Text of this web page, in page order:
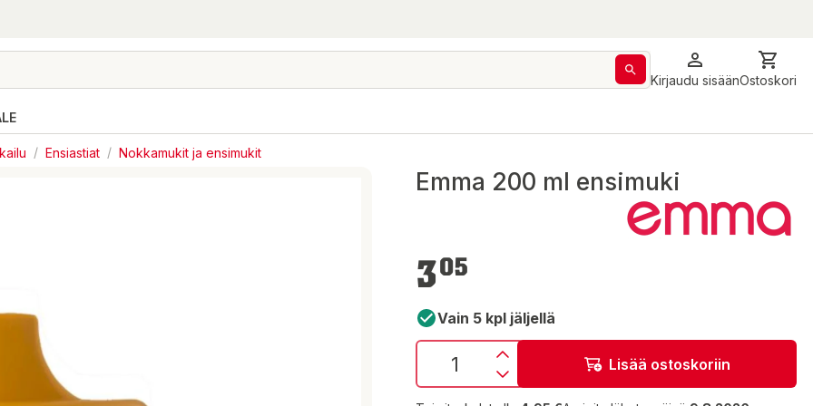
Kirjaudu sisäänOstoskori
/ Ensiastiat / Nokkamukit ja ensimukit
Emma 200 ml ensimuki
3,05 €
305
Vain 5 kpl jäljellä
Lisää ostoskoriin